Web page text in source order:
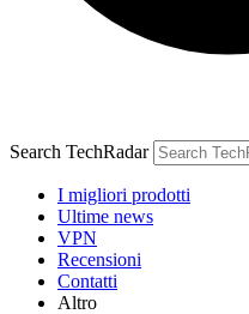
Search TechRadar
I migliori prodotti
Ultime news
VPN
Recensioni
Contatti
Altro